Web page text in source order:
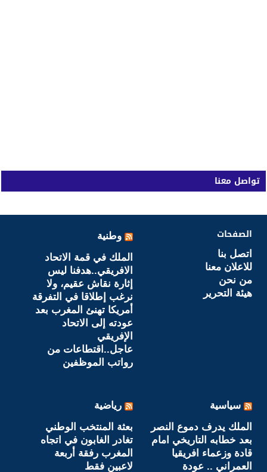
تواصل معنا
الصفحات
اتصل بنا
للاعلان معنا
من نحن
هيئة التحرير
وطنية
الملك في قمة الاتحاد
الافريقي..هدفنا ليس
إثارة نقاش عقيم، ولا
نرغب إطلاقا في التفرقة
أمريكا تهنئ المغرب بعد
عودته إلى الاتحاد
الإفريقي
عاجل..اقتطاعات من
رواتب الموظفين
سياسية
الملك يدرف دموع النصر
بعد خطابه التاريخي امام
قادة وزعماء افريقيا
العمراني .. عودة
رياضية
بعثة المنتخب الوطني
تغادر الغابون في اتجاه
المغرب رفقة أربعة
لاعبين فقط